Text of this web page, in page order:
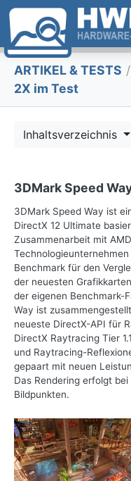
ARTIKEL & TESTS /
2X im Test
Inhaltsverzeichnis
3DMark Speed
3DMark Speed Way ist
DirectX 12 Ultimate
Zusammenarbeit mit
Benchmark für den
der neuesten
der eigenen Benchmark-
Way ist
neueste DirectX-API für
DirectX Raytracing Tier
und Raytracing-
gepaart mit neuen
Das Rendering erfolgt
Bildpunkten.